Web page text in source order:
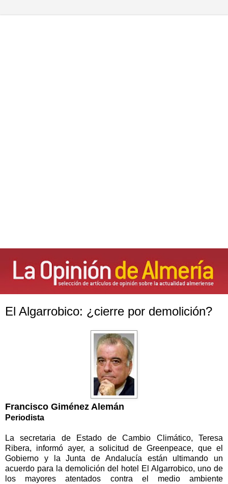
El Algarrobico: ¿cierre por demolición?
Francisco Giménez Alemán
Periodista
La secretaria de Estado de Cambio Climático, Teresa
Ribera, informó ayer, a solicitud de Greenpeace, que el
Gobierno y la Junta de Andalucía están ultimando un
acuerdo para la demolición del hotel El Algarrobico, uno de
los mayores atentados contra el medio ambiente